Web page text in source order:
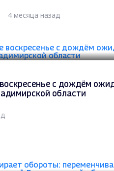
4 месяца назад
с дождём
области